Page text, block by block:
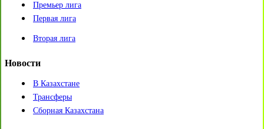
Премьер лига
Первая лига
Вторая лига
Новости
В Казахстане
Трансферы
Сборная Казахстана